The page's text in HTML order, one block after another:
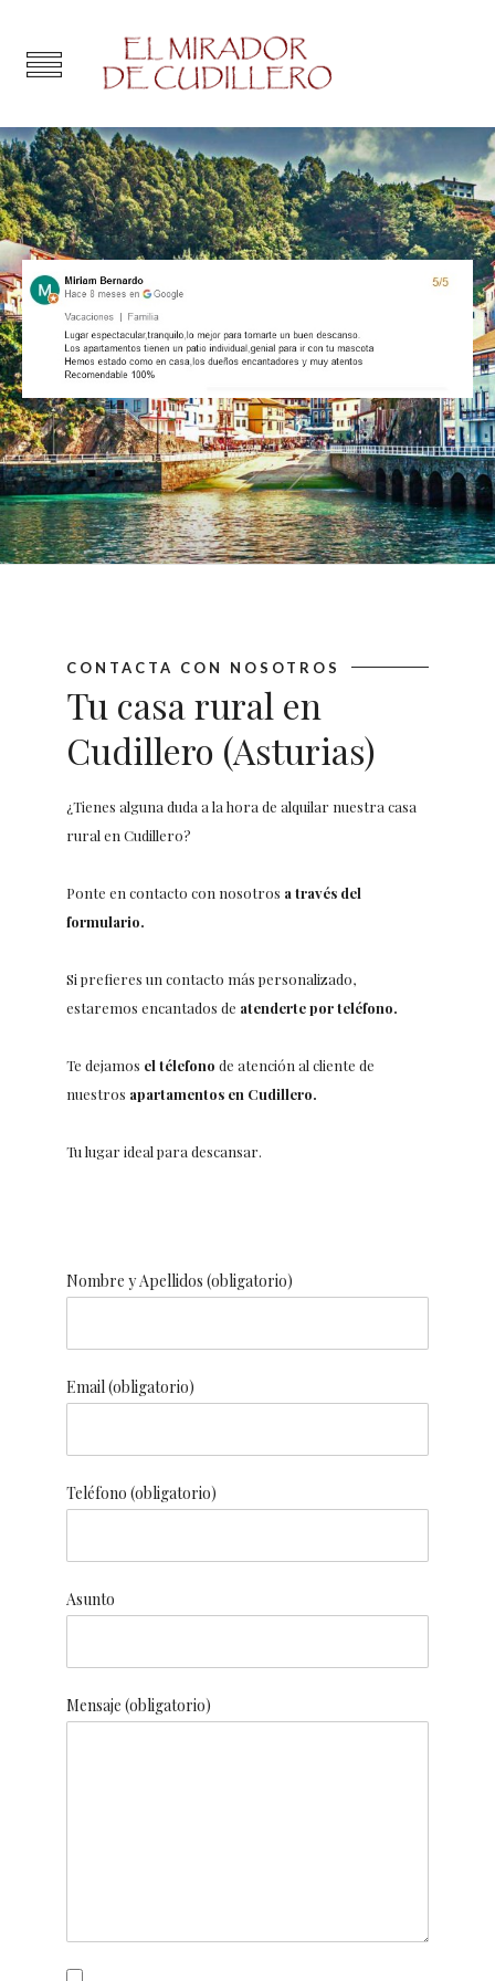
CONTACTA CON NOSOTROS
Tu casa rural en
Cudillero (Asturias)
¿Tienes alguna duda a la hora de alquilar nuestra casa
rural en Cudillero?
Ponte en contacto con nosotros a través del
formulario.
Si prefieres un contacto más personalizado,
estaremos encantados de atenderte por teléfono.
Te dejamos el télefono de atención al cliente de
nuestros apartamentos en Cudillero.
Tu lugar ideal para descansar.
Nombre y Apellidos (obligatorio)
Email (obligatorio)
Teléfono (obligatorio)
Asunto
Mensaje (obligatorio)